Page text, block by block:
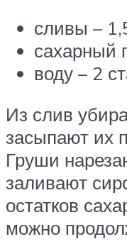
сливы –
сахарный
воду – 2
Из слив
засыпают их
Груши
заливают
остатков
можно